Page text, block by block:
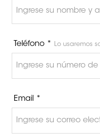
Teléfono * Lo usaremos
Email *